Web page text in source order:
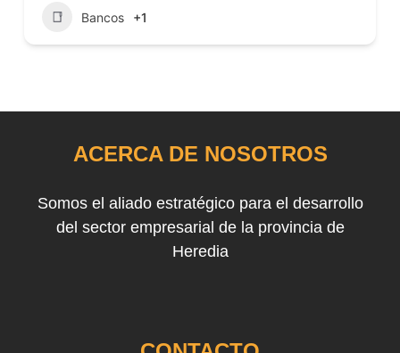
Bancos +1
ACERCA DE NOSOTROS
Somos el aliado estratégico para el desarrollo
del sector empresarial de la provincia de
Heredia